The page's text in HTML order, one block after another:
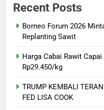
Recent Posts
Borneo Forum 2026
Replanting Sawit
Harga Cabai Rawit
Rp29.450/kg
TRUMP KEMBALI
FED LISA COOK